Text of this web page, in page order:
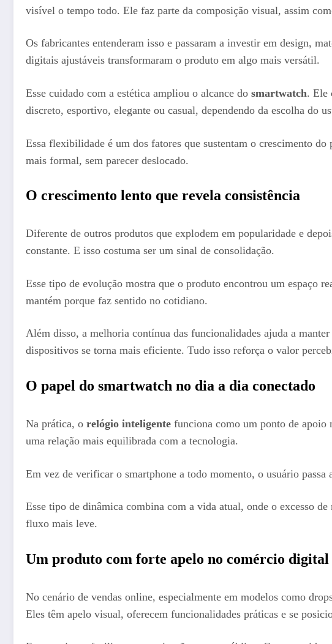
visível o tempo todo. Ele faz parte da composição visual, assim
Os fabricantes entenderam isso e passaram a investir em design,
digitais ajustáveis transformaram o produto em algo mais versátil.
Esse cuidado com a estética ampliou o alcance do smartwatch. Ele
discreto, esportivo, elegante ou casual, dependendo da escolha do
Essa flexibilidade é um dos fatores que sustentam o crescimento
mais formal, sem parecer deslocado.
O crescimento lento que revela consistência
Diferente de outros produtos que explodem em popularidade e
constante. E isso costuma ser um sinal de consolidação.
Esse tipo de evolução mostra que o produto encontrou um espaço
mantém porque faz sentido no cotidiano.
Além disso, a melhoria contínua das funcionalidades ajuda a
dispositivos se torna mais eficiente. Tudo isso reforça o valor
O papel do smartwatch no dia a dia conectado
Na prática, o relógio inteligente funciona como um ponto de apoio
uma relação mais equilibrada com a tecnologia.
Em vez de verificar o smartphone a todo momento, o usuário
Esse tipo de dinâmica combina com a vida atual, onde o excesso
fluxo mais leve.
Um produto com forte apelo no comércio digital
No cenário de vendas online, especialmente em modelos como
Eles têm apelo visual, oferecem funcionalidades práticas e se